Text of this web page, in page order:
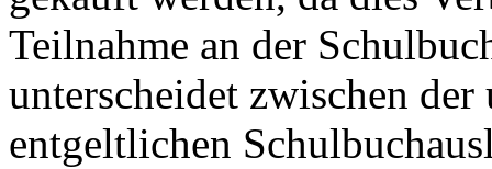
Teilnahme an der
unterscheidet zwischen
entgeltlichen